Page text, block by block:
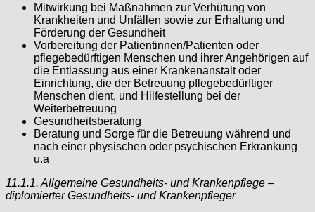
Mitwirkung bei Maßnahmen zur Verhütung von
Krankheiten und Unfällen sowie zur Erhaltung und
Förderung der Gesundheit
Vorbereitung der Patientinnen/Patienten oder
pflegebedürftigen Menschen und ihrer Angehörigen auf
die Entlassung aus einer Krankenanstalt oder
Einrichtung, die der Betreuung pflegebedürftiger
Menschen dient, und Hilfestellung bei der
Weiterbetreuung
Gesundheitsberatung
Beratung und Sorge für die Betreuung während und
nach einer physischen oder psychischen Erkrankung
u.a
11.1.1. Allgemeine Gesundheits- und Krankenpflege –
diplomierter Gesundheits- und Krankenpfleger